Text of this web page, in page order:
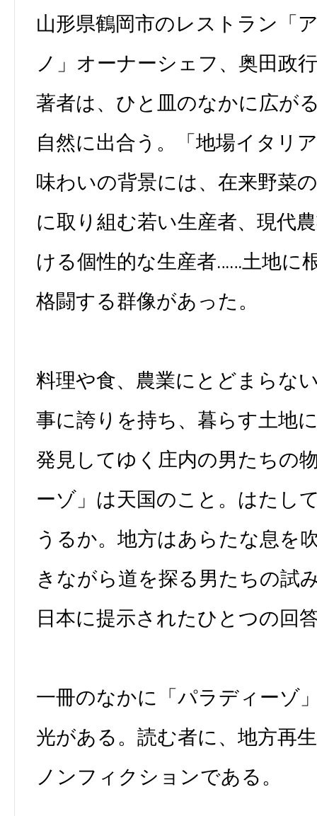
山形県鶴岡市のレストラン「
ノ」オーナーシェフ、奥田政
著者は、ひと皿のなかに広が
自然に出合う。「地場イタリ
味わいの背景には、在来野菜
に取り組む若い生産者、現代
ける個性的な生産者……土地に
格闘する群像があった。
料理や食、農業にとどまらな
事に誇りを持ち、暮らす土地
発見してゆく庄内の男たちの
ーゾ」は天国のこと。はたし
うるか。地方はあらたな息を
きながら道を探る男たちの試
日本に提示されたひとつの回
一冊のなかに「パラディーゾ
光がある。読む者に、地方再
ノンフィクションである。